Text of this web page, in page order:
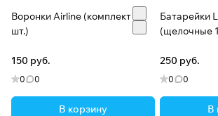
Воронки Airline (комплект 4
шт.)
150 руб.
0 0
В корзину
Батарейки
(щелочные
250 руб.
0 0
В